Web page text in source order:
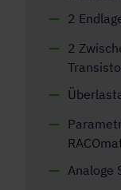
2
2
Analoge